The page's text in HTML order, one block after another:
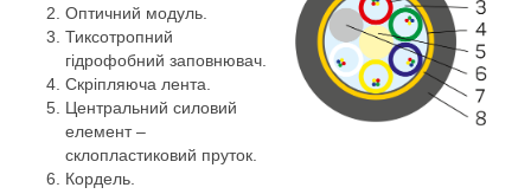
Оптичний модуль.
Тиксотропний
гідрофобний заповнювач.
Скріпляюча лента.
Центральний силовий
елемент –
склопластиковий пруток.
Кордель.